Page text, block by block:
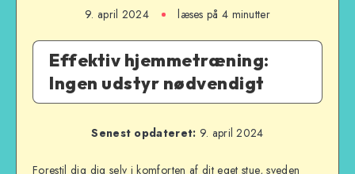
9. april 2024 læses på 4 minutter
Effektiv hjemmetræning:
Ingen udstyr nødvendigt
Senest opdateret: 9. april 2024
Forestil dig dig selv i komforten af dit eget stue, sveden